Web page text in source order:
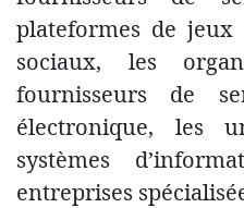
plateformes de
sociaux, les
fournisseurs de
électronique, les
systèmes
entreprises